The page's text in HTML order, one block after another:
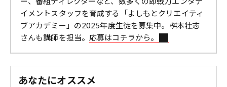
イメントスタッフを育成する「よしもとクリエイティ
ブアカデミー」の2025年度生徒を募集中。桝本壮志
さんも講師を担当。 応募はコチラから。
あなたにオススメ